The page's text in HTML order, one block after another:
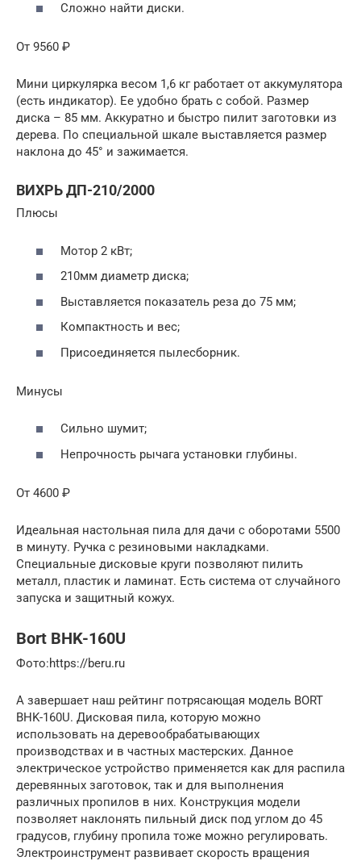
Сложно найти диски.
От 9560 ₽
Мини циркулярка весом 1,6 кг работает от аккумулятора
(есть индикатор). Ее удобно брать с собой. Размер
диска – 85 мм. Аккуратно и быстро пилит заготовки из
дерева. По специальной шкале выставляется размер
наклона до 45° и зажимается.
ВИХРЬ ДП-210/2000
Плюсы
Мотор 2 кВт;
210мм диаметр диска;
Выставляется показатель реза до 75 мм;
Компактность и вес;
Присоединяется пылесборник.
Минусы
Сильно шумит;
Непрочность рычага установки глубины.
От 4600 ₽
Идеальная настольная пила для дачи с оборотами 5500
в минуту. Ручка с резиновыми накладками.
Специальные дисковые круги позволяют пилить
металл, пластик и ламинат. Есть система от случайного
запуска и защитный кожух.
Bort BHK-160U
​Фото:https://beru.ru
А завершает наш рейтинг потрясающая модель BORT
BHK-160U. Дисковая пила, которую можно
использовать на деревообрабатывающих
производствах и в частных мастерских. Данное
электрическое устройство применяется как для распила
деревянных заготовок, так и для выполнения
различных пропилов в них. Конструкция модели
позволяет наклонять пильный диск под углом до 45
градусов, глубину пропила тоже можно регулировать.
Электроинструмент развивает скорость вращения